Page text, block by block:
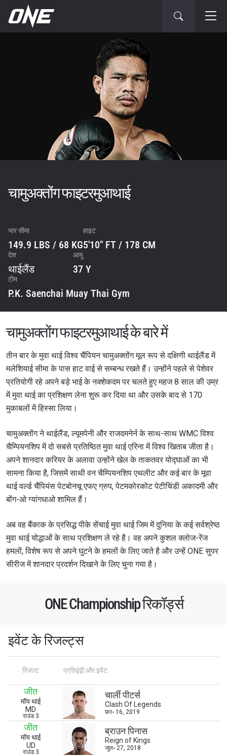
चामुअक्तोंग फाइटरमुआथाई
भार सीमा
149.9 LBS / 68 KG
हाइट
5'10" FT / 178 CM
देश
थाईलैंड
आयु
37 Y
टीम
P.K. Saenchai Muay Thai Gym
चामुअक्तोंग फाइटरमुआथाई के बारे में
तीन बार के मुवा थाई विश्व चैंपियन चामुअक्तोंग मूल रूप से दक्षिणी थाईलैंड में
मलेशियाई सीमा के पास हाट वाई से सम्बन्ध रखते हैं। उन्होंने पहले से पेशेवर
प्रतियोगी रहे अपने बड़े भाई के नक्शेकदम पर चलते हुए महज 8 साल की उम्र
में मुवा थाई का प्रशिक्षण लेना शुरू कर दिया था और उसके बाद से 170
मुकाबलों में हिस्सा लिया।
चामुअक्तोंग ने थाईलैंड, ल्यूमपेनी और राजदमनेर्न के साथ-साथ WMC विश्व
चैम्पियनशिप में दो सबसे प्रतिष्ठित मुवा थाई एरिना में विश्व खिताब जीता है।
अपने शानदार करियर के अलावा उन्होंने खेल के ताकतवर योद्घाओं का भी
सामना किया है, जिसमें साथी वन चैम्पियनशिप एथलीट और कई बार के मूवा
थाई वर्ल्ड चैंपियंस पेटबोनचू एफए ग्रुप, पेटमकोरकोट पेटीचिंडी अकादमी और
बोंग-ओ ग्यांगधाओ शामिल हैं।
अब वह बैंकाक के प्रसिद्ध पीके सेंचाई मुवा थाई जिम में दुनिया के कई सर्वश्रेष्ठ
मुवा थाई योद्धाओं के साथ प्रशिक्षण ले रहे है। वह अपने कुशल क्लोज-रेंज
हमलों, विशेष रूप से अपने घुटने के हमलों के लिए जाते है और उन्हें ONE सुपर
सीरीज में शानदार प्रदर्शन दिखाने के लिए चुना गया है।
ONE Championship रिकॉर्ड्स
इवेंट के रिजल्ट्स
रिजल्ट प्रतिद्वंद्वी और इवेंट
जीत
मॉय थाई
MD
राउंड 3
चार्ली पीटर्स
Clash Of Legends
फ़र॰ 16, 2019
जीत
मॉय थाई
UD
राउंड 3
ब्राउन पिनास
Reign of Kings
जुल॰ 27, 2018
हाइलाइट्स देखें
STAY IN THE KNOW
Take ONE Championship wherever you go! Sign up now
to gain access to latest news, unlock special offers
and get first access to the best seats to our live
सदस्यता लें
By submitting this form, you are agreeing to our
collection, use and disclosure of your information
under our
Privacy Policy. You may unsubscribe from
these communications at any time.